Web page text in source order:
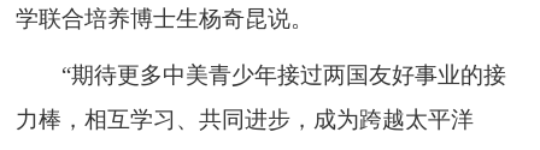
学联合培养博士生杨奇昆说。
“期待更多中美青少年接过两国友好事业的接
力棒，相互学习、共同进步，成为跨越太平洋